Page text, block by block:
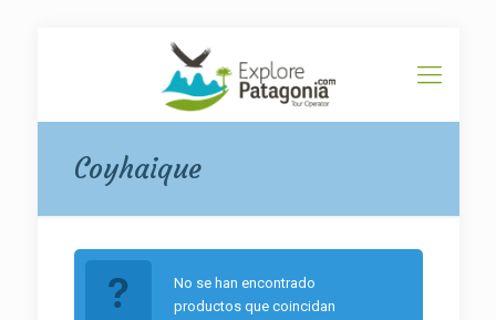
Coyhaique
No se han encontrado
productos que coincidan